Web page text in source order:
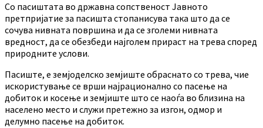
Co пасиштата во државна сопственост Јавното
претпријатие за пасишта стопанисува така што да се
сочува нивната површина и да се зголеми нивната
вредност, да се обезбеди најголем прираст на трева според
природните услови.
Пасиште, е земјоделско земјиште обраснато со трева, чие
искористување се врши најрационално со пасење на
добиток и косење и земјиште што се наоѓа во близина на
населено место и служи претежно за изгон, одмор и
делумно пасење на добиток.